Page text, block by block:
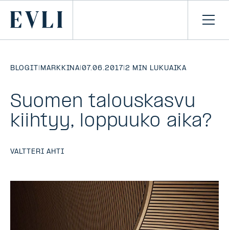
Primary
Avaa
BLOGIT | MARKKINA|07.06.2017|2 MIN LUKUAIKA
Suomen talouskasvu
kiihtyy, loppuuko aika?
VALTTERI AHTI